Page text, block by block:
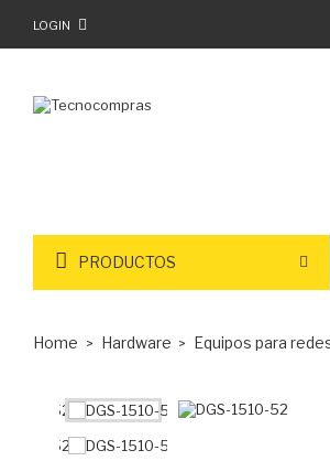
LOGIN
PRODUCTOS
Home Hardware Equipos para